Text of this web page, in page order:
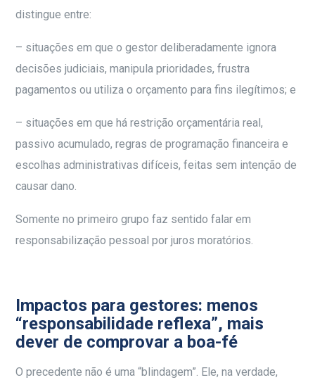
distingue entre:
– situações em que o gestor deliberadamente ignora
decisões judiciais, manipula prioridades, frustra
pagamentos ou utiliza o orçamento para fins ilegítimos; e
– situações em que há restrição orçamentária real,
passivo acumulado, regras de programação financeira e
escolhas administrativas difíceis, feitas sem intenção de
causar dano.
Somente no primeiro grupo faz sentido falar em
responsabilização pessoal por juros moratórios.
Impactos para gestores: menos
“responsabilidade reflexa”, mais
dever de comprovar a boa-fé
O precedente não é uma “blindagem”. Ele, na verdade,